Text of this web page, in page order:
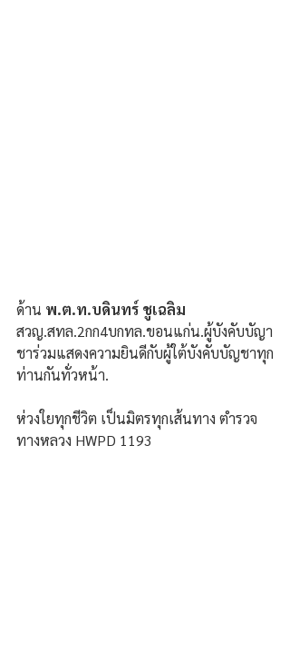
ด้าน พ.ต.ท.บดินทร์ ชูเฉลิม
สวญ.สทล.2กก4บกทล.ขอนแก่น.ผู้บังคับบัญา
ชาร่วมแสดงความยินดีกับผู้ใต้บังคับบัญชาทุก
ท่านกันทั่วหน้า.
ห่วงใยทุกชีวิต เป็นมิตรทุกเส้นทาง ตำรวจ
ทางหลวง HWPD 1193